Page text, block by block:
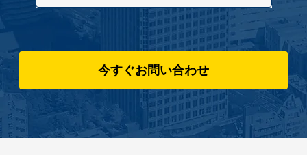
今すぐお問い合わせ